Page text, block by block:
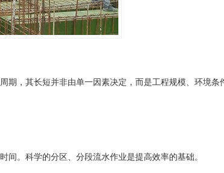
，其长短并非由单一因素决定，而是工程规模、环境
。科学的分区、分段流水作业是提高效率的基础。